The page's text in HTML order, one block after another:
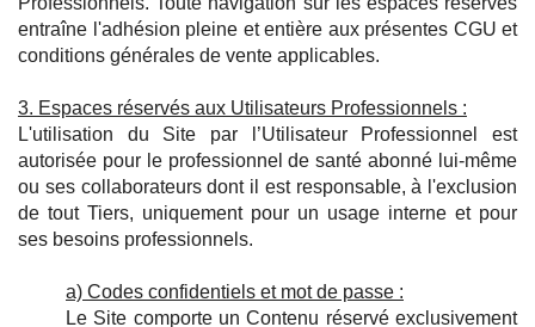
entraîne l'adhésion pleine et entière aux présentes CGU et
conditions générales de vente applicables.
3. Espaces réservés aux Utilisateurs Professionnels :
L'utilisation du Site par l’Utilisateur Professionnel est
autorisée pour le professionnel de santé abonné lui-même
ou ses collaborateurs dont il est responsable, à l'exclusion
de tout Tiers, uniquement pour un usage interne et pour
ses besoins professionnels.
a) Codes confidentiels et mot de passe :
Le Site comporte un Contenu réservé exclusivement